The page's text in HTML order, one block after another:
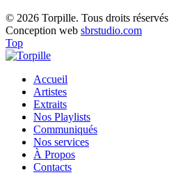
© 2026 Torpille. Tous droits réservés
Conception web sbrstudio.com
Top
Accueil
Artistes
Extraits
Nos Playlists
Communiqués
Nos services
À Propos
Contacts